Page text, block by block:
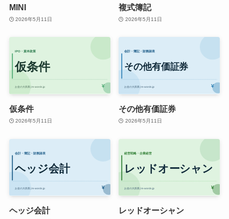
MINI
2026年5月11日
複式簿記
2026年5月11日
仮条件
2026年5月11日
その他有価証券
2026年5月11日
ヘッジ会計 レッドオーシャン